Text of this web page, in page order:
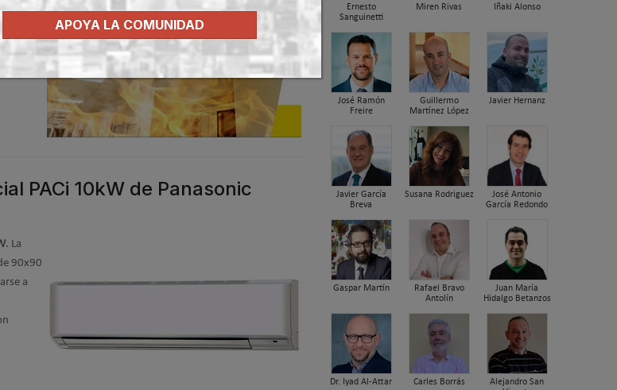
A1
PACi 10kW de Panasonic
. La
90x90
a
Ernesto
Sanguinetti
Miren Rivas Iñaki Alonso
José Ramón
Freire
Guillermo
Martínez López
Javier Hernanz
Javier García
Breva
Susana Rodriguez
José Antonio
García Redondo
Gaspar Martín
Rafael Bravo
Antolín
Juan María
Hidalgo Betanzos
Dr. Iyad Al-Attar Carles Borrás
Alejandro San
APOYA LA COMUNIDAD